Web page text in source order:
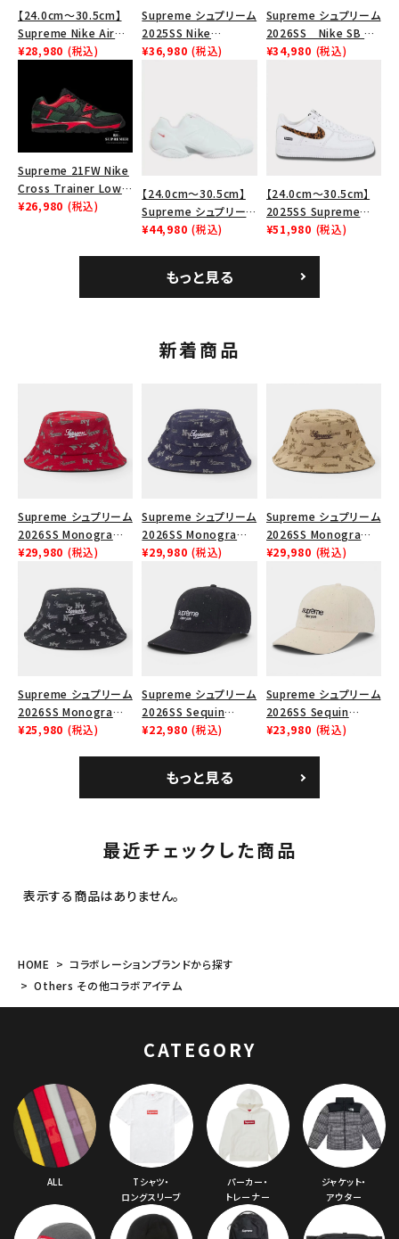
キャップ・ハット
パーカー・クルーネック
ショルダー・ウエストバッグ
ボックスロゴ ブラックスウェット
カテゴリーから探す
コラボレーションブランドから探す
シーズンから探す
在庫のない商品を表示する
絞り込んで検索する
【24.0cm～30.5cm】
Supreme Nike Air
Force 1 Low シュプリ
ス１スニーカー シュー
ズ ホワイト
¥28,980 (税込)
Supreme シュプリーム
2025SS Nike
Leather Shoulder
¥36,980 (税込)
Supreme シュプリーム
2026SS Nike SB Air
Max 2 CB 94 Low SP
¥34,980 (税込)
Supreme 21FW Nike
Cross Trainer Low
ナイキクロストレイナー
¥26,980 (税込)
【24.0cm～30.5cm】
Supreme シュプリーム
2023AW Nike
ー ホワイト 白
¥44,980 (税込)
【24.0cm～30.5cm】
2025SS Supreme
GOODENOUGH Nike
フ ナイキエアフォース１
スニーカー シューズ ホ
¥51,980 (税込)
もっと見る
新着商品
Supreme シュプリーム
2026SS Monogram
Crusher Hat モノグラ
レッド
¥29,980 (税込)
Supreme シュプリーム
2026SS Monogram
Crusher Hat モノグラ
ネイビー
¥29,980 (税込)
Supreme シュプリーム
2026SS Monogram
Crusher Hat モノグラ
¥29,980 (税込)
Supreme シュプリーム
2026SS Monogram
Crusher Hat モノグラ
¥25,980 (税込)
Supreme シュプリーム
2026SS Sequin
Denim Classic Logo
6パネルキャップ インデ
ィゴ
¥22,980 (税込)
Supreme シュプリーム
2026SS Sequin
Denim Classic Logo
6パネルキャップ ナチュ
ラル
¥23,980 (税込)
もっと見る
最近チェックした商品
表示する商品はありません。
HOME
コラボレーションブランドから探す
Others その他コラボアイテム
CATEGORY
ALL
Tシャツ・
ロングスリーブ
パーカー・
トレーナー
ジャケット・
アウター